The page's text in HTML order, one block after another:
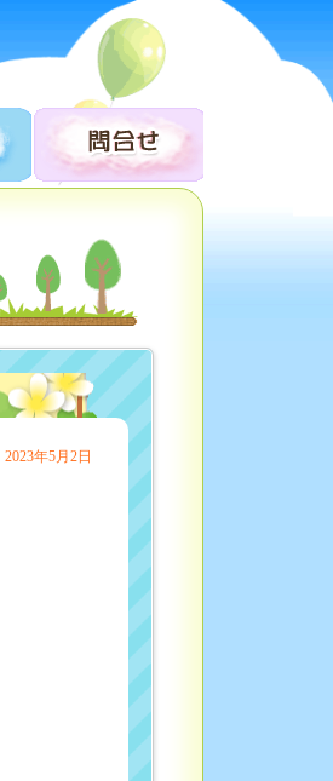
2023年5月2日